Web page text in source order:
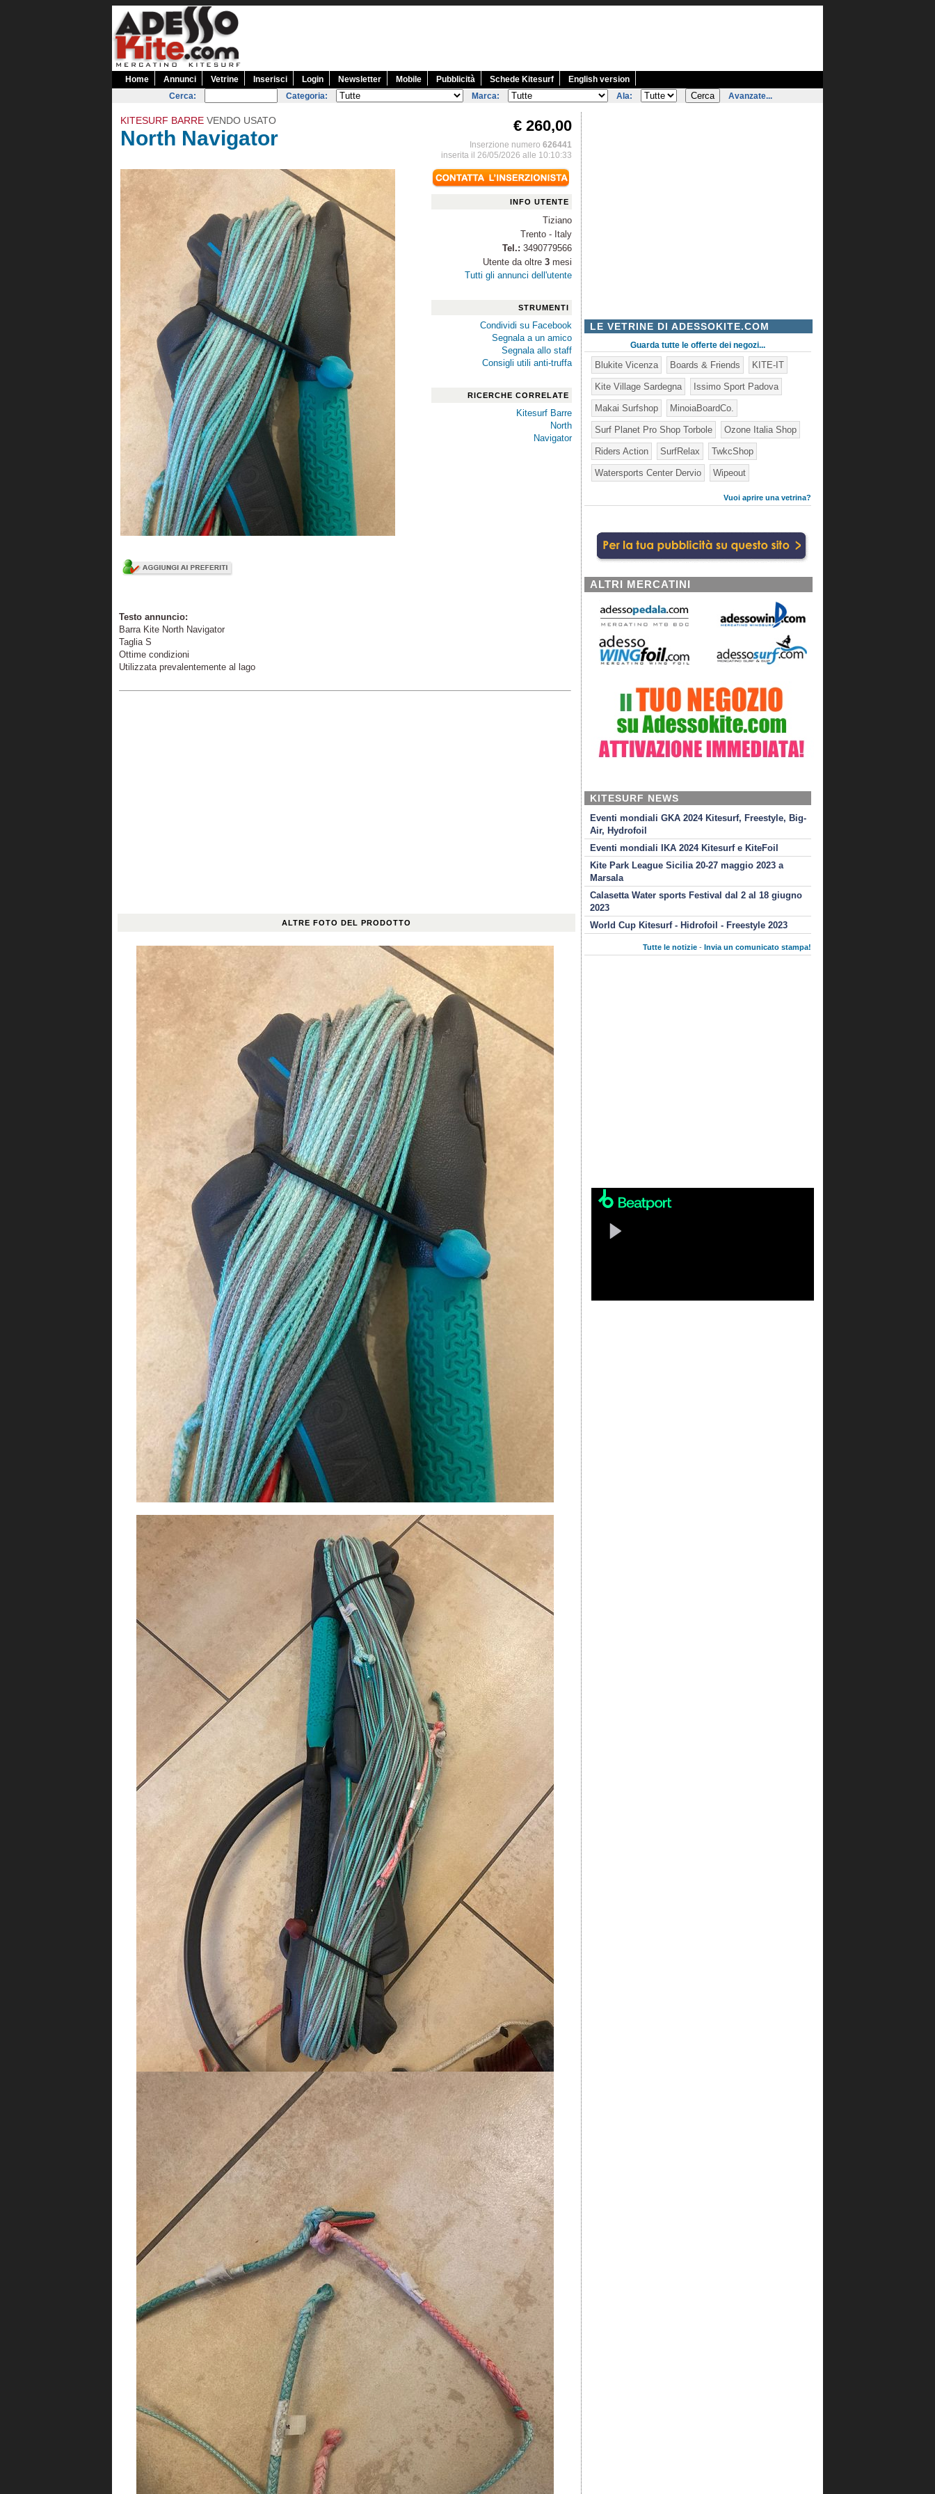
Home Annunci Vetrine Inserisci Login Newsletter Mobile Pubblicità Schede Kitesurf
English version
Cerca:
Categoria: Marca: Ala: Avanzate...
KITESURF BARRE VENDO USATO
North Navigator
€ 260,00
Inserzione numero 626441
inserita il 26/05/2026 alle 10:10:33
INFO UTENTE
Tiziano
Trento - Italy
Tel.: 3490779566
Utente da oltre 3 mesi
Tutti gli annunci dell'utente
STRUMENTI
Condividi su Facebook
Segnala a un amico
Segnala allo staff
Consigli utili anti-truffa
RICERCHE CORRELATE
Kitesurf Barre
North
Navigator
Testo annuncio:
Barra Kite North Navigator
Taglia S
Ottime condizioni
Utilizzata prevalentemente al lago
ALTRE FOTO DEL PRODOTTO
LE VETRINE DI ADESSOKITE.COM
Guarda tutte le offerte dei negozi...
Blukite Vicenza Boards & Friends KITE-IT
Kite Village Sardegna Issimo Sport Padova
Makai Surfshop MinoiaBoardCo.
Surf Planet Pro Shop Torbole Ozone Italia Shop
Riders Action SurfRelax TwkcShop
Watersports Center Dervio Wipeout
Vuoi aprire una vetrina?
ALTRI MERCATINI
KITESURF NEWS
Eventi mondiali GKA 2024 Kitesurf, Freestyle, Big-
Air, Hydrofoil
Eventi mondiali IKA 2024 Kitesurf e KiteFoil
Kite Park League Sicilia 20-27 maggio 2023 a
Marsala
Calasetta Water sports Festival dal 2 al 18 giugno
2023
World Cup Kitesurf - Hidrofoil - Freestyle 2023
Tutte le notizie -Invia un comunicato stampa!